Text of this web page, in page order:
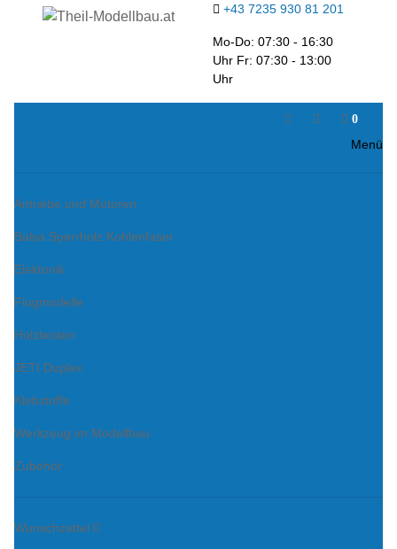
+43 7235 930 81 201
Mo-Do: 07:30 - 16:30
Uhr Fr: 07:30 - 13:00
Uhr
0
Menü
Antriebe und Motoren
Balsa Sperrholz Kohlenfaser
Elektonik
Flugmodelle
Holzleisten
JETI Duplex
Klebstoffe
Werkzeug im Modellbau
Zubehör
Wunschzettel 0